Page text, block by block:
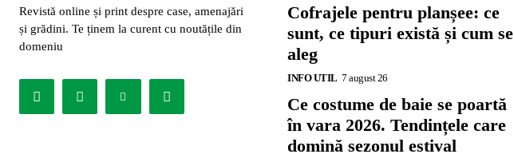
Revistă online și print despre case, amenajări
și grădini. Te ținem la curent cu noutățile din
domeniu
Cofrajele pentru planșee: ce
sunt, ce tipuri există și cum se
aleg
INFO UTIL 7 august 26
Ce costume de baie se poartă
în vara 2026. Tendințele care
domină sezonul estival